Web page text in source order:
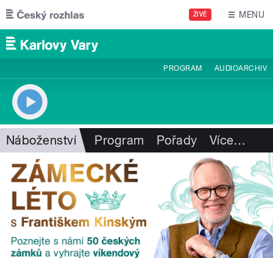
Přejít k hlavnímu obsahu
ŽIVĚ MENU
PROGRAM AUDIOARCHIV
Náboženství Program Pořady Více…